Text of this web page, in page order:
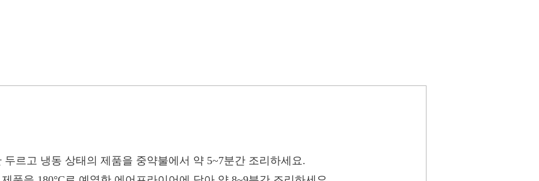
두르고 냉동 상태의 제품을 중약불에서 약 5~7분간 조리하세요.